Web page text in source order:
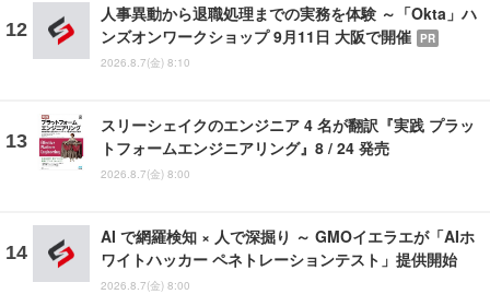
人事異動から退職処理までの実務を体験 ～「Okta」ハ
ンズオンワークショップ 9月11日 大阪で開催 PR
2026.8.7(金) 8:10
スリーシェイクのエンジニア 4 名が翻訳『実践 プラッ
トフォームエンジニアリング』8 / 24 発売
2026.8.7(金) 8:00
AI で網羅検知 × 人で深掘り ～ GMOイエラエが「AIホ
ワイトハッカー ペネトレーションテスト」提供開始
2026.8.7(金) 8:00